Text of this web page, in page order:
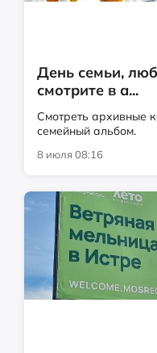
День семьи,
смотрите в а...
Смотреть архивные
семейный альбом.
8 июля 08:16